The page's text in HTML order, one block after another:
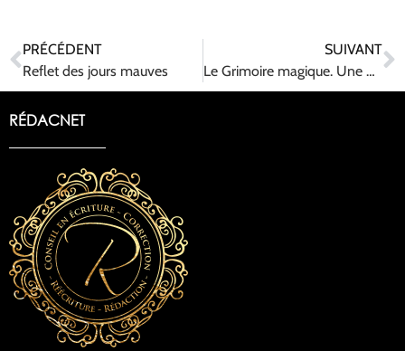
PRÉCÉDENT
Reflet des jours mauves
SUIVANT
Le Grimoire magique. Une histoire de Noël extraordinaire.
RÉDACNET